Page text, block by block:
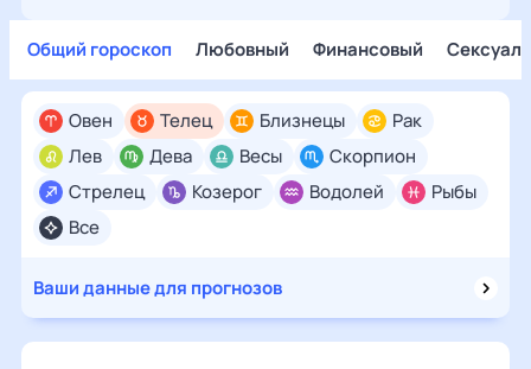
Общий гороскоп Любовный Финансовый
Все
Овен Телец Близнецы
Рак
Лев
Дева Весы
Скорпион
Стрелец
Козерог Водолей Рыбы
Ваши данные для прогнозов